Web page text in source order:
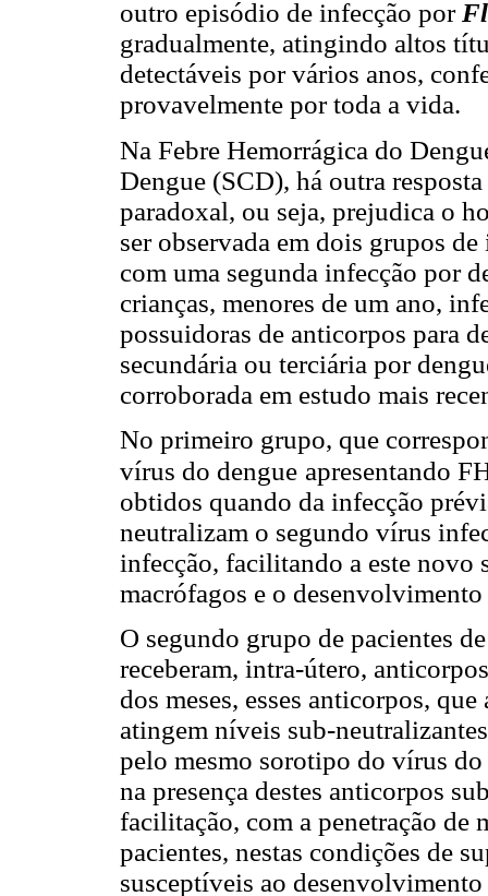
outro episódio de infecção por
gradualmente, atingindo altos
detectáveis por vários anos,
provavelmente por toda a vida.
Na Febre Hemorrágica do
Dengue (SCD), há outra
paradoxal, ou seja, prejudica o
ser observada em dois grupos
com uma segunda infecção por
crianças, menores de um ano,
possuidoras de anticorpos para
secundária ou terciária por
corroborada em estudo mais
No primeiro grupo, que
vírus do dengue apresentando
obtidos quando da infecção
neutralizam o segundo vírus
infecção, facilitando a este novo
macrófagos e o
O segundo grupo de pacientes
receberam, intra-útero,
dos meses, esses anticorpos,
atingem níveis sub-
pelo mesmo sorotipo do vírus do
na presença destes anticorpos
facilitação, com a penetração de
pacientes, nestas condições de
susceptíveis ao